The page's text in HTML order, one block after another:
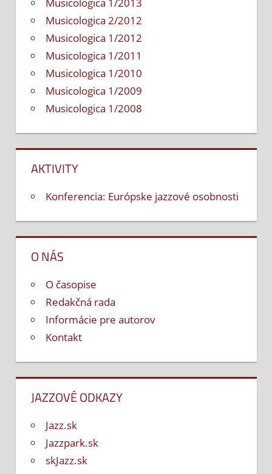
Musicologica 1/2013
Musicologica 2/2012
Musicologica 1/2012
Musicologica 1/2011
Musicologica 1/2010
Musicologica 1/2009
Musicologica 1/2008
AKTIVITY
Konferencia: Európske jazzové osobnosti
O NÁS
O časopise
Redakčná rada
Informácie pre autorov
Kontakt
JAZZOVÉ ODKAZY
Jazz.sk
Jazzpark.sk
skJazz.sk